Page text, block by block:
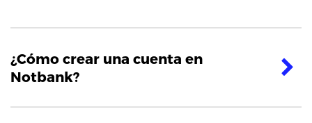
¿Cómo crear una cuenta en
Notbank?